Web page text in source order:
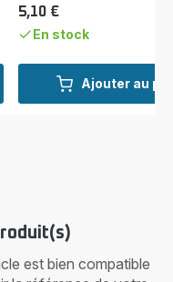
Ajouter au
Prix
5,10 €
En stock
est bien compatible